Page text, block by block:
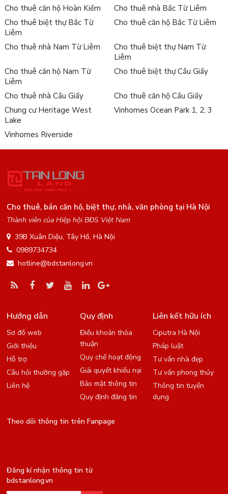
Cho thuê căn hộ Hoàn Kiếm
Cho thuê nhà Bắc Từ Liêm
Cho thuê biệt thự Bắc Từ
Liêm
Cho thuê căn hộ Bắc Từ Liêm
Cho thuê nhà Nam Từ Liêm
Cho thuê biệt thự Nam Từ
Liêm
Cho thuê căn hộ Nam Từ
Liêm
Cho thuê biệt thự Cầu Giấy
Cho thuê nhà Cầu Giấy
Cho thuê căn hộ Cầu Giấy
Chung cư Heritage West
Lake
Vinhomes Ocean Park 1, 2, 3
Vinhomes Riverside
Cho thuê, bán căn hộ, biệt thự, nhà, văn phòng tại Hà Nội
Thành viên của Hiệp hội BĐS Việt Nam
39B Xuân Diệu, Tây Hồ, Hà Nội
0989734734
hotline@bdstanlong.vn
Hướng dẫn
Sơ đồ web
Giới thiệu
Hỗ trợ
Câu hỏi thường gặp
Liên hệ
Quy định
Điều khoản thỏa
thuận
Quy chế hoạt động
Giải quyết khiếu nại
Bảo mật thông tin
Quy định đăng tin
Liên kết hữu ích
Ciputra Hà Nội
Pháp luật
Tư vấn nhà đẹp
Tư vấn phong thủy
Thông tin tuyển
dụng
Theo dõi thông tin trên Fanpage
Đăng kí nhận thông tin từ
bdstanlong.vn